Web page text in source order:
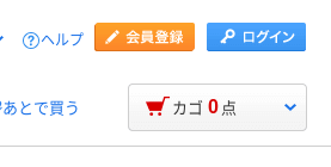
ヘルプ
あとで買う カゴ 0 点